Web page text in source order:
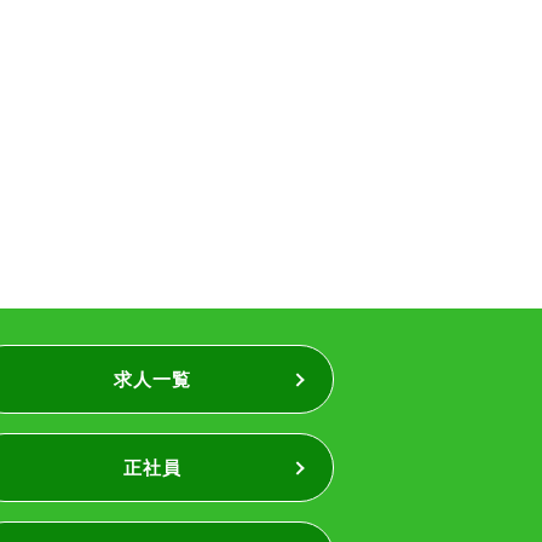
求人一覧
正社員